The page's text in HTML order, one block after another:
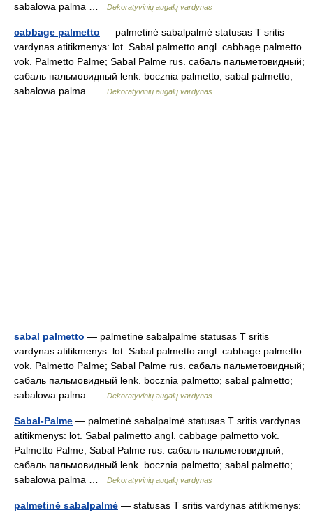
sabalowa palma …
Dekoratyvinių augalų vardynas
cabbage palmetto — palmetinė sabalpalmė statusas T sritis
vardynas atitikmenys: lot. Sabal palmetto angl. cabbage palmetto
vok. Palmetto Palme; Sabal Palme rus. сабаль пальметовидный;
сабаль пальмовидный lenk. bocznia palmetto; sabal palmetto;
sabalowa palma …
Dekoratyvinių augalų vardynas
sabal palmetto — palmetinė sabalpalmė statusas T sritis
vardynas atitikmenys: lot. Sabal palmetto angl. cabbage palmetto
vok. Palmetto Palme; Sabal Palme rus. сабаль пальметовидный;
сабаль пальмовидный lenk. bocznia palmetto; sabal palmetto;
sabalowa palma …
Dekoratyvinių augalų vardynas
Sabal-Palme — palmetinė sabalpalmė statusas T sritis vardynas
atitikmenys: lot. Sabal palmetto angl. cabbage palmetto vok.
Palmetto Palme; Sabal Palme rus. сабаль пальметовидный;
сабаль пальмовидный lenk. bocznia palmetto; sabal palmetto;
sabalowa palma …
Dekoratyvinių augalų vardynas
palmetinė sabalpalmė — statusas T sritis vardynas atitikmenys: